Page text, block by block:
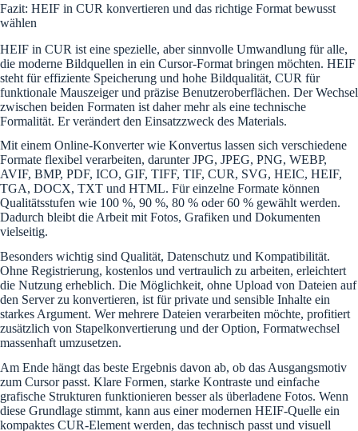
Fazit: HEIF in CUR konvertieren und das richtige Format bewusst
wählen
HEIF in CUR ist eine spezielle, aber sinnvolle Umwandlung für alle,
die moderne Bildquellen in ein Cursor-Format bringen möchten. HEIF
steht für effiziente Speicherung und hohe Bildqualität, CUR für
funktionale Mauszeiger und präzise Benutzeroberflächen. Der Wechsel
zwischen beiden Formaten ist daher mehr als eine technische
Formalität. Er verändert den Einsatzzweck des Materials.
Mit einem Online-Konverter wie Konvertus lassen sich verschiedene
Formate flexibel verarbeiten, darunter JPG, JPEG, PNG, WEBP,
AVIF, BMP, PDF, ICO, GIF, TIFF, TIF, CUR, SVG, HEIC, HEIF,
TGA, DOCX, TXT und HTML. Für einzelne Formate können
Qualitätsstufen wie 100 %, 90 %, 80 % oder 60 % gewählt werden.
Dadurch bleibt die Arbeit mit Fotos, Grafiken und Dokumenten
vielseitig.
Besonders wichtig sind Qualität, Datenschutz und Kompatibilität.
Ohne Registrierung, kostenlos und vertraulich zu arbeiten, erleichtert
die Nutzung erheblich. Die Möglichkeit, ohne Upload von Dateien auf
den Server zu konvertieren, ist für private und sensible Inhalte ein
starkes Argument. Wer mehrere Dateien verarbeiten möchte, profitiert
zusätzlich von Stapelkonvertierung und der Option, Formatwechsel
massenhaft umzusetzen.
Am Ende hängt das beste Ergebnis davon ab, ob das Ausgangsmotiv
zum Cursor passt. Klare Formen, starke Kontraste und einfache
grafische Strukturen funktionieren besser als überladene Fotos. Wenn
diese Grundlage stimmt, kann aus einer modernen HEIF-Quelle ein
kompaktes CUR-Element werden, das technisch passt und visuell